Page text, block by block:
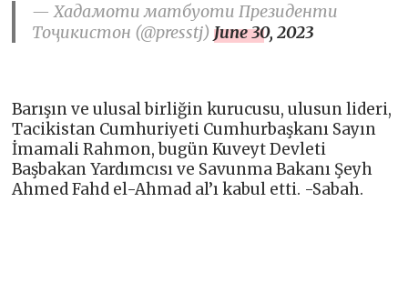
— Хадамоти матбуоти Президенти
Тоҷикистон (@presstj)June 30, 2023
Barışın ve ulusal birliğin kurucusu, ulusun lideri,
Tacikistan Cumhuriyeti Cumhurbaşkanı Sayın
İmamali Rahmon, bugün Kuveyt Devleti
Başbakan Yardımcısı ve Savunma Bakanı Şeyh
Ahmed Fahd el-Ahmad al’ı kabul etti. -Sabah.